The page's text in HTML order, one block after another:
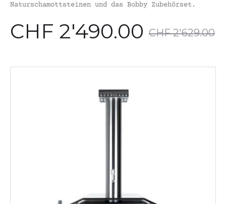
Naturschamottsteinen und das Bobby Zubehörset.
CHF2'629.00
Preis
war:
CHF 2'490.00